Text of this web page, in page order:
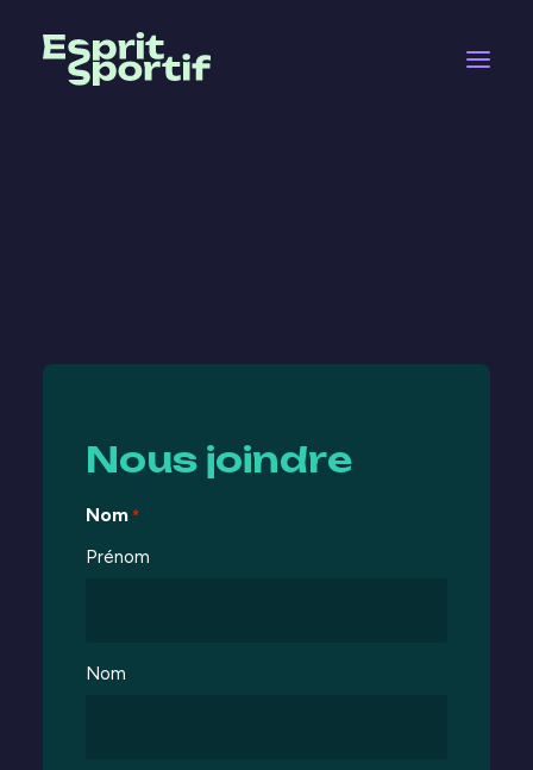
Nous joindre
Nom *
Prénom
Nom